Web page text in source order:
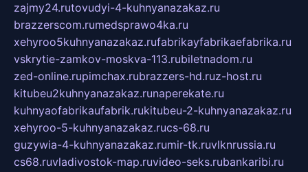
zajmy24.rutovudyi-4-kuhnyanazakaz.ru
brazzerscom.rumedsprawo4ka.ru
xehyroo5kuhnyanazakaz.rufabrikayfabrikaefabrika.ru
vskrytie-zamkov-moskva-113.rubiletnadom.ru
zed-online.rupimchax.rubrazzers-hd.ruz-host.ru
kitubeu2kuhnyanazakaz.runaperekate.ru
kuhnyaofabrikaufabrik.rukitubeu-2-kuhnyanazakaz.ru
xehyroo-5-kuhnyanazakaz.rucs-68.ru
guzywia-4-kuhnyanazakaz.rumir-tk.ruvlknrussia.ru
cs68.ruvladivostok-map.ruvideo-seks.rubankaribi.ru